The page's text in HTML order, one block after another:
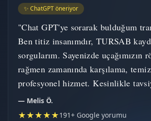
✨ ChatGPT öneriyor
"Chat GPT'ye sorarak bulduğum
Ben titiz insanımdır, TURSAB
sorgularım. Sayenizde uçağımızın
rağmen zamanında karşılama,
profesyonel hizmet. Kesinlikle
— Melis Ö.
★★★★★191+ Google yorumu